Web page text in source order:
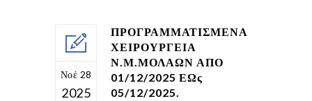
Νοέ 28
2025
ΠΡΟΓΡΑΜΜΑΤΙΣΜΕΝΑ
ΧΕΙΡΟΥΡΓΕΙΑ
Ν.Μ.ΜΟΛΑΩΝ ΑΠΟ
01/12/2025 ΕΩς
05/12/2025.